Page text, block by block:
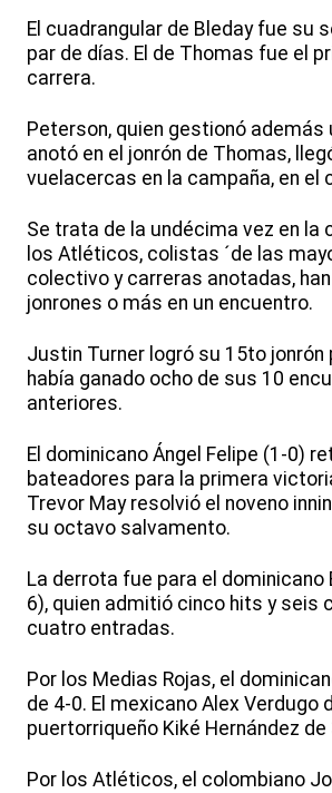
El cuadrangular de Bleday fue su
par de días. El de Thomas fue el
carrera.
Peterson, quien gestionó además
anotó en el jonrón de Thomas,
vuelacercas en la campaña, en el
Se trata de la undécima vez en la
los Atléticos, colistas ´de las
colectivo y carreras anotadas,
jonrones o más en un encuentro.
Justin Turner logró su 15to jonrón
había ganado ocho de sus 10
anteriores.
El dominicano Ángel Felipe (1-0)
bateadores para la primera
Trevor May resolvió el noveno
su octavo salvamento.
La derrota fue para el dominicano
6), quien admitió cinco hits y seis
cuatro entradas.
Por los Medias Rojas, el
de 4-0. El mexicano Alex Verdugo
puertorriqueño Kiké Hernández de
Por los Atléticos, el colombiano